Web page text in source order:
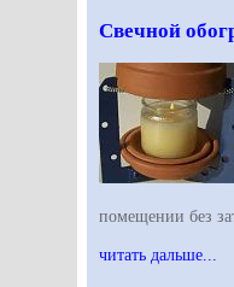
Свечной
помещении без
читать дальше...